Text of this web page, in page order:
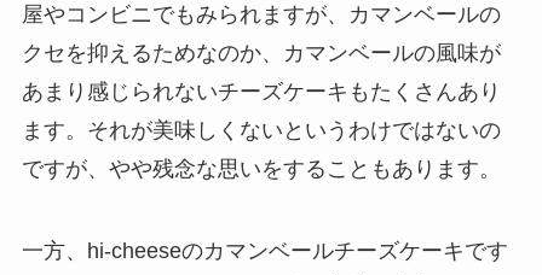
屋やコンビニでもみられますが、カマンベールの
クセを抑えるためなのか、カマンベールの風味が
あまり感じられないチーズケーキもたくさんあり
ます。それが美味しくないというわけではないの
ですが、やや残念な思いをすることもあります。
一方、hi-cheeseのカマンベールチーズケーキです